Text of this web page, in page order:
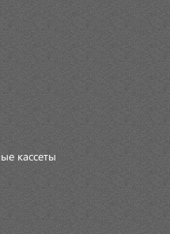
кассеты